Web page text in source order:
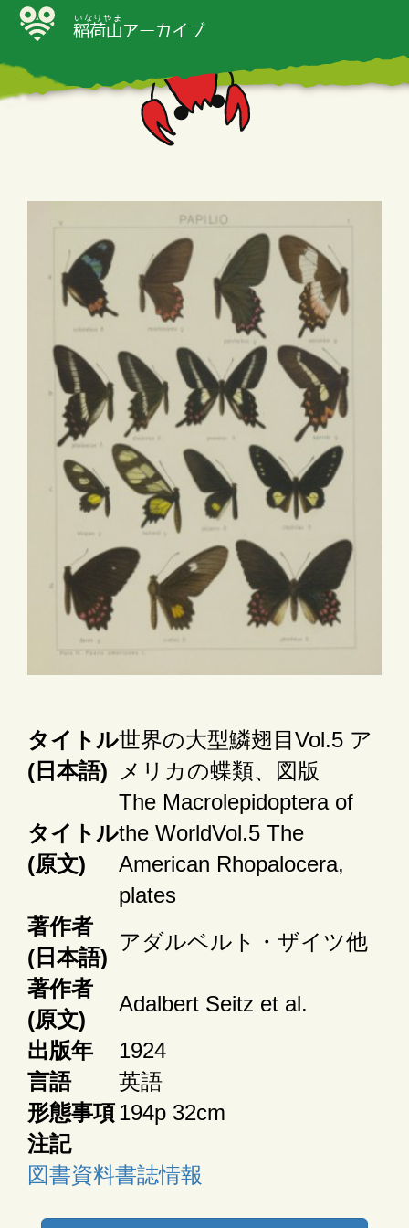
稲荷山
いなりやま
アーカイブ
タイトル
(日本語)
世界の大型鱗翅目Vol.5 ア
メリカの蝶類、図版
タイトル
(原文)
The Macrolepidoptera of
the WorldVol.5 The
American Rhopalocera,
plates
著作者
(日本語)
アダルベルト・ザイツ他
著作者
(原文)
Adalbert Seitz et al.
出版年
1924
言語
英語
形態事項194p 32cm
注記
図書資料書誌情報